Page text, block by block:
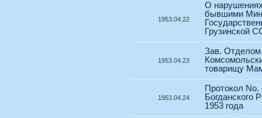
1953.04.22
О
бывшими
Грузинской
1953.04.23
Зав.
товарищу
1953.04.24
Протокол
Богданского
1953 года